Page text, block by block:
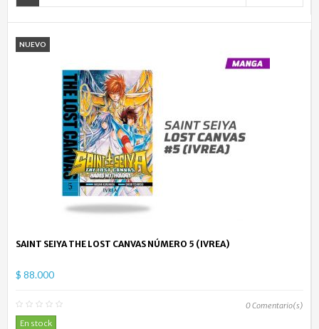
NUEVO
SAINT SEIYA THE LOST CANVAS NÚMERO 5 (IVREA)
$ 88.000
0Comentario(s)
En stock